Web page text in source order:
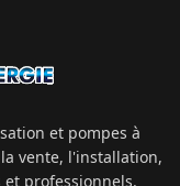
et pompes à
vente, l'installation,
professionnels.